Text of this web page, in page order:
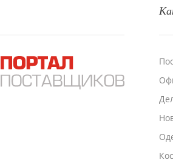
Подставки для визиток записок телефонов
Промо
Антистрессы